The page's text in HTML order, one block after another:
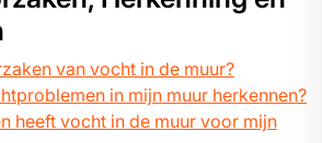
van vocht in de muur?
in mijn muur herkennen?
heeft vocht in de muur voor mijn